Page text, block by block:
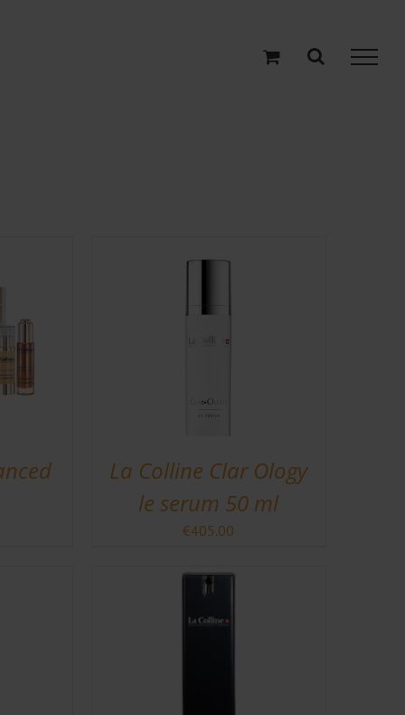
La Colline Clar Ology
le serum 50 ml
€405.00